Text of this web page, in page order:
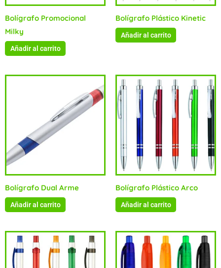
Bolígrafo Promocional
Milky
Añadir al carrito
Bolígrafo Plástico Kinetic
Añadir al carrito
Bolígrafo Dual Arme
Añadir al carrito
Bolígrafo Plástico Arco
Añadir al carrito